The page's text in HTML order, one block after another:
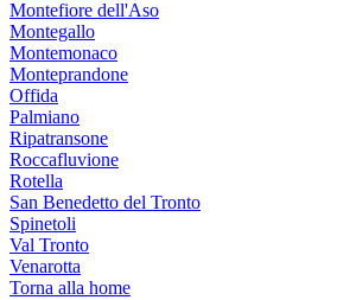
Montefiore dell'Aso
Montegallo
Montemonaco
Monteprandone
Offida
Palmiano
Ripatransone
Roccafluvione
Rotella
San Benedetto del Tronto
Spinetoli
Val Tronto
Venarotta
Torna alla home